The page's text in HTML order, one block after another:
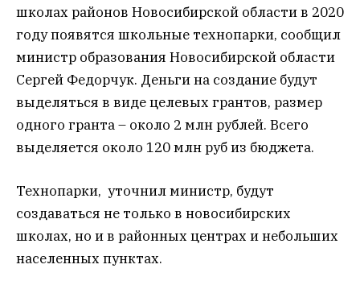
школах районов Новосибирской области в 2020
году появятся школьные технопарки, сообщил
министр образования Новосибирской области
Сергей Федорчук. Деньги на создание будут
выделяться в виде целевых грантов, размер
одного гранта – около 2 млн рублей. Всего
выделяется около 120 млн руб из бюджета.
Технопарки, уточнил министр, будут
создаваться не только в новосибирских
школах, но и в районных центрах и небольших
населенных пунктах.